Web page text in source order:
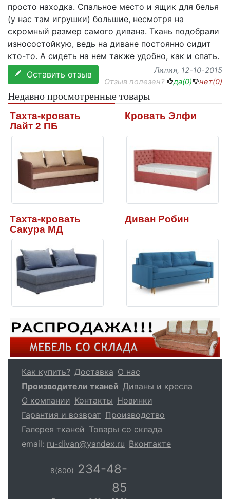
просто находка. Спальное место и ящик для белья
(у нас там игрушки) большие, несмотря на
скромный размер самого дивана. Ткань подобрали
износостойкую, ведь на диване постоянно сидит
кто-то. А сидеть на нем также удобно, как и спать.
Оставить отзыв
Лилия, 12-10-2015
Отзыв полезен?
да(0) нет(0)
Недавно просмотренные товары
Тахта-кровать
Лайт 2 ПБ
Кровать Элфи
Тахта-кровать
Сакура МД
Диван Робин
Как купить? Доставка О нас
Производители тканей Диваны и кресла
О компании Контакты Новинки
Гарантия и возврат Производство
Галерея тканей Товары со склада
email: ru-divan@yandex.ru Вконтакте
8(800) 234-48-
85